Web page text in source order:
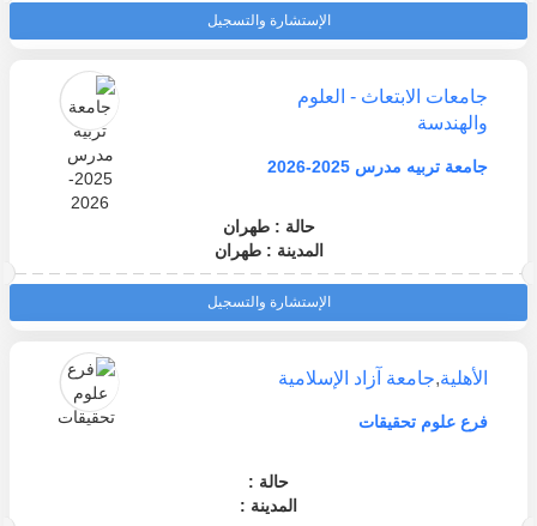
الإستشارة والتسجيل
جامعات الابتعاث - العلوم
والهندسة
جامعة تربيه مدرس 2025-2026
حالة : طهران
المدينة : طهران
الإستشارة والتسجيل
الأهلية,جامعة آزاد الإسلامية
فرع علوم تحقيقات
حالة :
المدينة :